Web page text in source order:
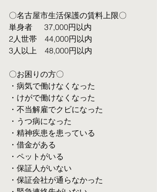
〇名古屋市生活保護の賃料上限〇
単身者  　37,000円以内
2人世帯　44,000円以内
3人以上　48,000円以内
〇お困りの方〇
・病気で働けなくなった
・けがで働けなくなった
・不当解雇でクビになった
・うつ病になった
・精神疾患を患っている
・借金がある
・ペットがいる
・保証人がいない
・保証会社が通らなかった